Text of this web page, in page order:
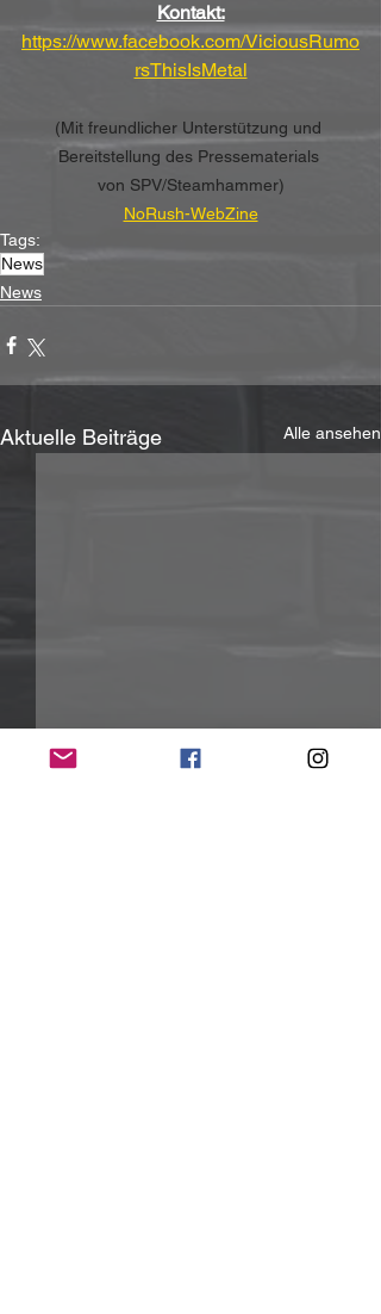
Kontakt:
https://www.facebook.com/ViciousRumo
rsThisIsMetal
(Mit freundlicher Unterstützung und
Bereitstellung des Pressematerials
von SPV/Steamhammer)
NoRush-WebZine
Tags:
News
News
Aktuelle Beiträge Alle ansehen